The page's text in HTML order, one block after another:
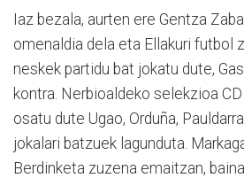
Iaz bezala, aurten ere Gentza
omenaldia dela eta Ellakuri futbol
neskek partidu bat jokatu dute,
kontra. Nerbioaldeko selekzioa
osatu dute Ugao, Orduña,
jokalari batzuek lagunduta.
Berdinketa zuzena emaitzan,